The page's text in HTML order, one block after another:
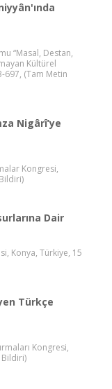
“Masal, Destan,
Kültürel
697, (Tam Metin
Nigârî’ye
Kongresi,
Dair
Konya, Türkiye, 15
Türkçe
Kongresi,
Bildiri)